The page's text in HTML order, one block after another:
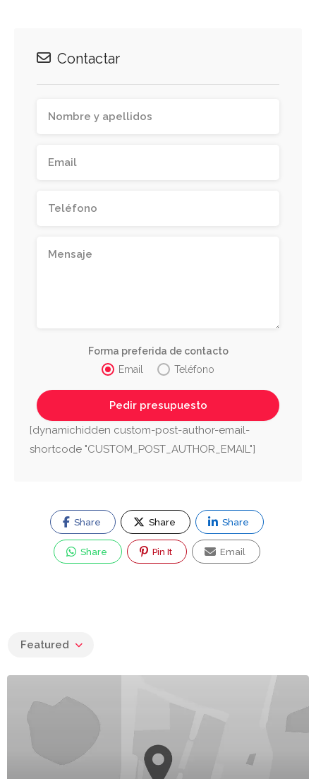
Contactar
Forma preferida de contacto
Email
Teléfono
[dynamichidden custom-post-author-email-
shortcode "CUSTOM_POST_AUTHOR_EMAIL"]
Share Share Share
Share Pin It Email
Featured